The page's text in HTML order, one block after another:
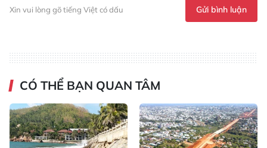
Xin vui lòng gõ tiếng Việt có dấu Gửi bình luận
CÓ THỂ BẠN QUAN TÂM